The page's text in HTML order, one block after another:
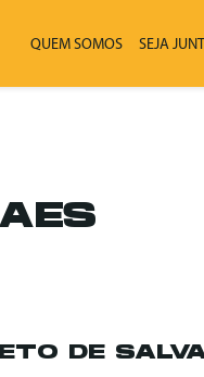
QUEM SOMOS SEJA
DE